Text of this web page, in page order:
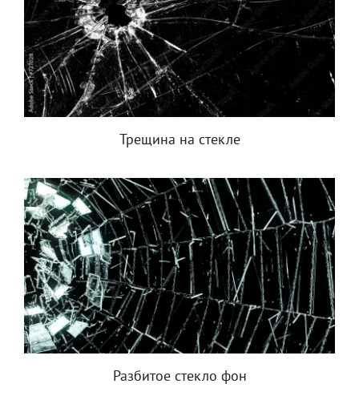
Трещина на стекле
Разбитое стекло фон